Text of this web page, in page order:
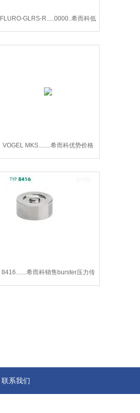
FLURO-GLRS-R.....0000..希而科低
价销售FLURO-GLRS-R滑动轴承
VOGEL MKS........希而科优势价格
VOGEL MKS型齿轮箱系列
8416.......希而科销售burster压力传
感器 8416系列
联系我们